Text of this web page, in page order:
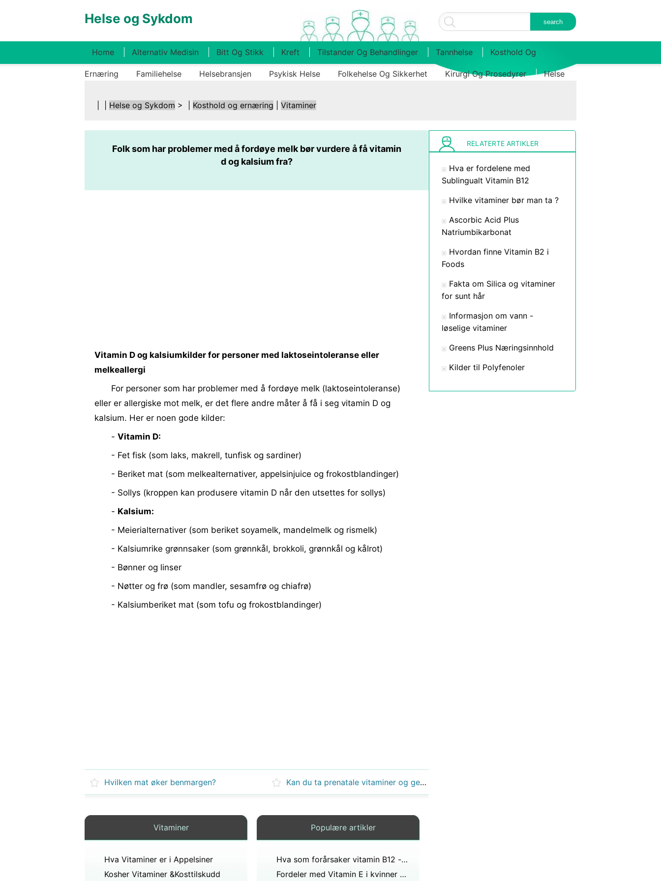
Helse og Sykdom
Home Alternativ Medisin Bitt Og Stikk Kreft Tilstander Og Behandlinger Tannhelse Kosthold Og
Ernæring Familiehelse Helsebransjen Psykisk Helse Folkehelse Og Sikkerhet Kirurgi Og Prosedyrer Helse
Helse og Sykdom > | Kosthold og ernæring Vitaminer
Folk som har problemer med å fordøye melk bør vurdere å få vitamin
d og kalsium fra?
Vitamin D og kalsiumkilder for personer med laktoseintoleranse eller
melkeallergi
For personer som har problemer med å fordøye melk (laktoseintoleranse)
eller er allergiske mot melk, er det flere andre måter å få i seg vitamin D og
kalsium. Her er noen gode kilder:
- Vitamin D:
- Fet fisk (som laks, makrell, tunfisk og sardiner)
- Beriket mat (som melkealternativer, appelsinjuice og frokostblandinger)
- Sollys (kroppen kan produsere vitamin D når den utsettes for sollys)
- Kalsium:
- Meierialternativer (som beriket soyamelk, mandelmelk og rismelk)
- Kalsiumrike grønnsaker (som grønnkål, brokkoli, grønnkål og kålrot)
- Bønner og linser
- Nøtter og frø (som mandler, sesamfrø og chiafrø)
- Kalsiumberiket mat (som tofu og frokostblandinger)
Hvilken mat øker benmargen? Kan du ta prenatale vitaminer og geritol?
Vitaminer
Hva Vitaminer er i Appelsiner
Kosher Vitaminer &Kosttilskudd
Populære artikler
Hva som forårsaker vitamin B12 -mangel
Fordeler med Vitamin E i kvinner over 50
RELATERTE ARTIKLER
Hva er fordelene med
Sublingualt Vitamin B12
Hvilke vitaminer bør man ta ?
Ascorbic Acid Plus
Natriumbikarbonat
Hvordan finne Vitamin B2 i
Foods
Fakta om Silica og vitaminer
for sunt hår
Informasjon om vann -
løselige vitaminer
Greens Plus Næringsinnhold
Kilder til Polyfenoler